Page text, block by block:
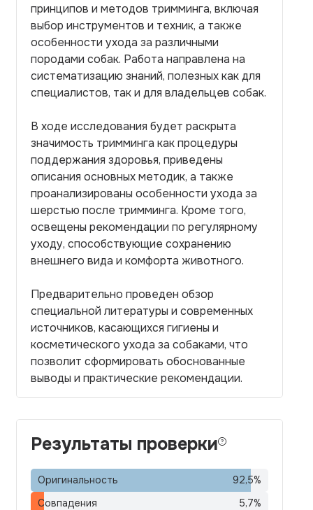
принципов и методов тримминга, включая
выбор инструментов и техник, а также
особенности ухода за различными
породами собак. Работа направлена на
систематизацию знаний, полезных как для
специалистов, так и для владельцев собак.
В ходе исследования будет раскрыта
значимость тримминга как процедуры
поддержания здоровья, приведены
описания основных методик, а также
проанализированы особенности ухода за
шерстью после тримминга. Кроме того,
освещены рекомендации по регулярному
уходу, способствующие сохранению
внешнего вида и комфорта животного.
Предварительно проведен обзор
специальной литературы и современных
источников, касающихся гигиены и
косметического ухода за собаками, что
позволит сформировать обоснованные
выводы и практические рекомендации.
Результаты проверки
Оригинальность 92,5%
Совпадения
5,7%